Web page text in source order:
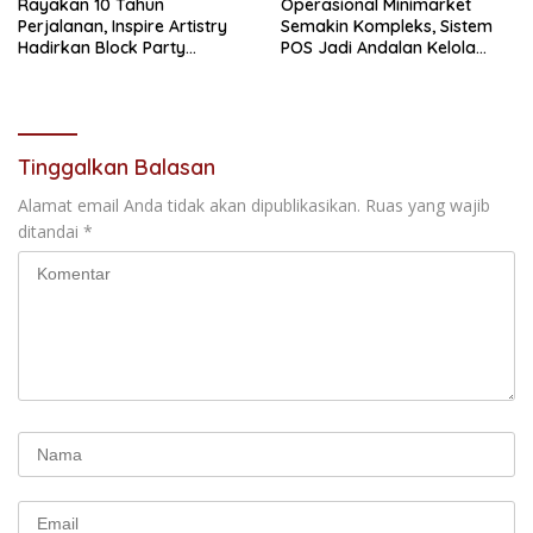
Rayakan 10 Tahun
Perjalanan, Inspire Artistry
Hadirkan Block Party
Operasional Minimarket
Semakin Kompleks, Sistem
POS Jadi Andalan Kelola
Tinggalkan Balasan
Alamat email Anda tidak akan dipublikasikan. Ruas yang wajib
ditandai *